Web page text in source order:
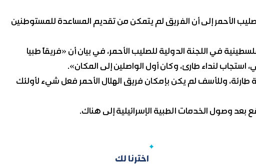
الأحمر إلى أن الفريق لم يتمكن من تقديم المساعدة للمستوطنين
في اللجنة الدولية للصليب الأحمر، في بيان أن «فريقاً طبيا
استجاب لنداء طارئ، وكان أول الواصلين إلى المكان».
وللأسف لم يكن بإمكان فريق الهلال الأحمر فعل شيء لأولئك
بعد وصول الخدمات الطبية الإسرائيلية إلى هناك.
اخترنا لك